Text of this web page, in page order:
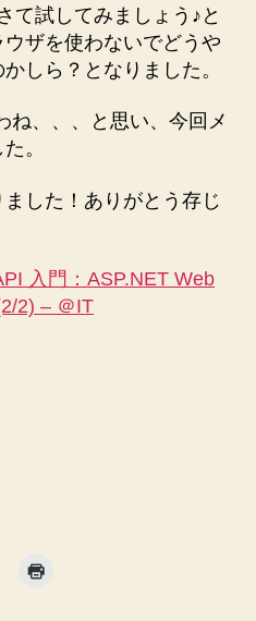
て試してみましょう♪と
ザを使わないでどうや
しら？となりました。
ね、、、と思い、今回メ
。
した！ありがとう存じ
入門：ASP.NET Web
2) – ＠IT